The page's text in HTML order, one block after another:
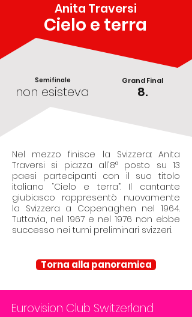
Anita Traversi
Cielo e terra
Semifinale
non esisteva
Grand Final
8.
Nel mezzo finisce la Svizzera: Anita
Traversi si piazza all'8° posto su 13
paesi partecipanti con il suo titolo
italiano “Cielo e terra”. Il cantante
giubiasco rappresentò nuovamente
la Svizzera a Copenaghen nel 1964.
Tuttavia, nel 1967 e nel 1976 non ebbe
successo nei turni preliminari svizzeri.
Torna alla panoramica
Eurovision Club Switzerland